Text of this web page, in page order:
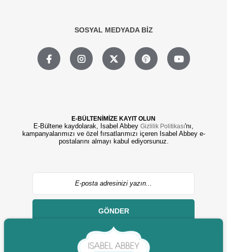
SOSYAL MEDYADA BİZ
E-BÜLTENİMİZE KAYIT OLUN
E-Bültene kaydolarak, Isabel Abbey Gizlilik Politikası'nı,
kampanyalarımızı ve özel fırsatlarımızı içeren Isabel Abbey e-
postalarını almayı kabul ediyorsunuz.
GÖNDER